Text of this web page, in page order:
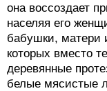
она воссоздает
населяя его
бабушки,
которых вместо
деревянные
белые мясистые